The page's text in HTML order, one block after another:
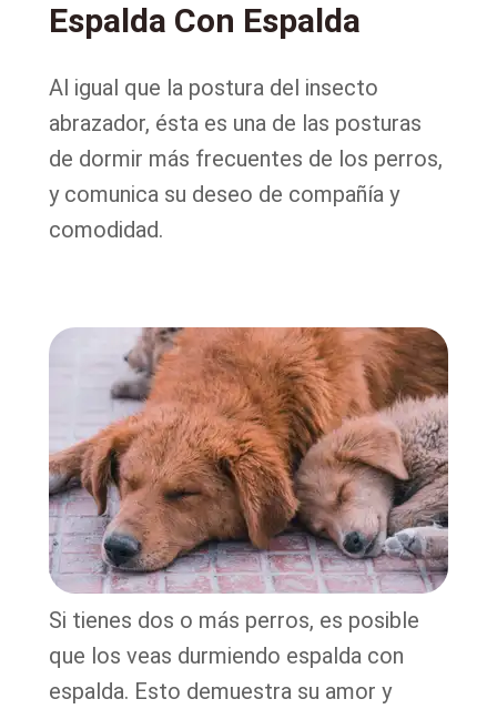
Espalda Con Espalda
Al igual que la postura del insecto
abrazador, ésta es una de las posturas
de dormir más frecuentes de los perros,
y comunica su deseo de compañía y
comodidad.
Si tienes dos o más perros, es posible
que los veas durmiendo espalda con
espalda. Esto demuestra su amor y